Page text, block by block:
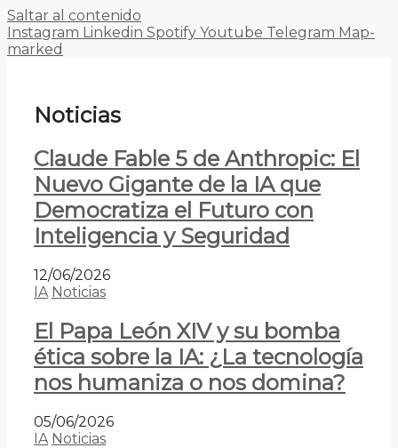
Saltar al contenido
Instagram Linkedin Spotify Youtube Telegram Map-
marked
Noticias
Claude Fable 5 de Anthropic: El
Nuevo Gigante de la IA que
Democratiza el Futuro con
Inteligencia y Seguridad
12/06/2026
IA Noticias
El Papa León XIV y su bomba
ética sobre la IA: ¿La tecnología
nos humaniza o nos domina?
05/06/2026
IA Noticias